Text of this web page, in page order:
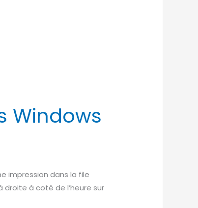
Windows
impression dans la file
à coté de l’heure sur